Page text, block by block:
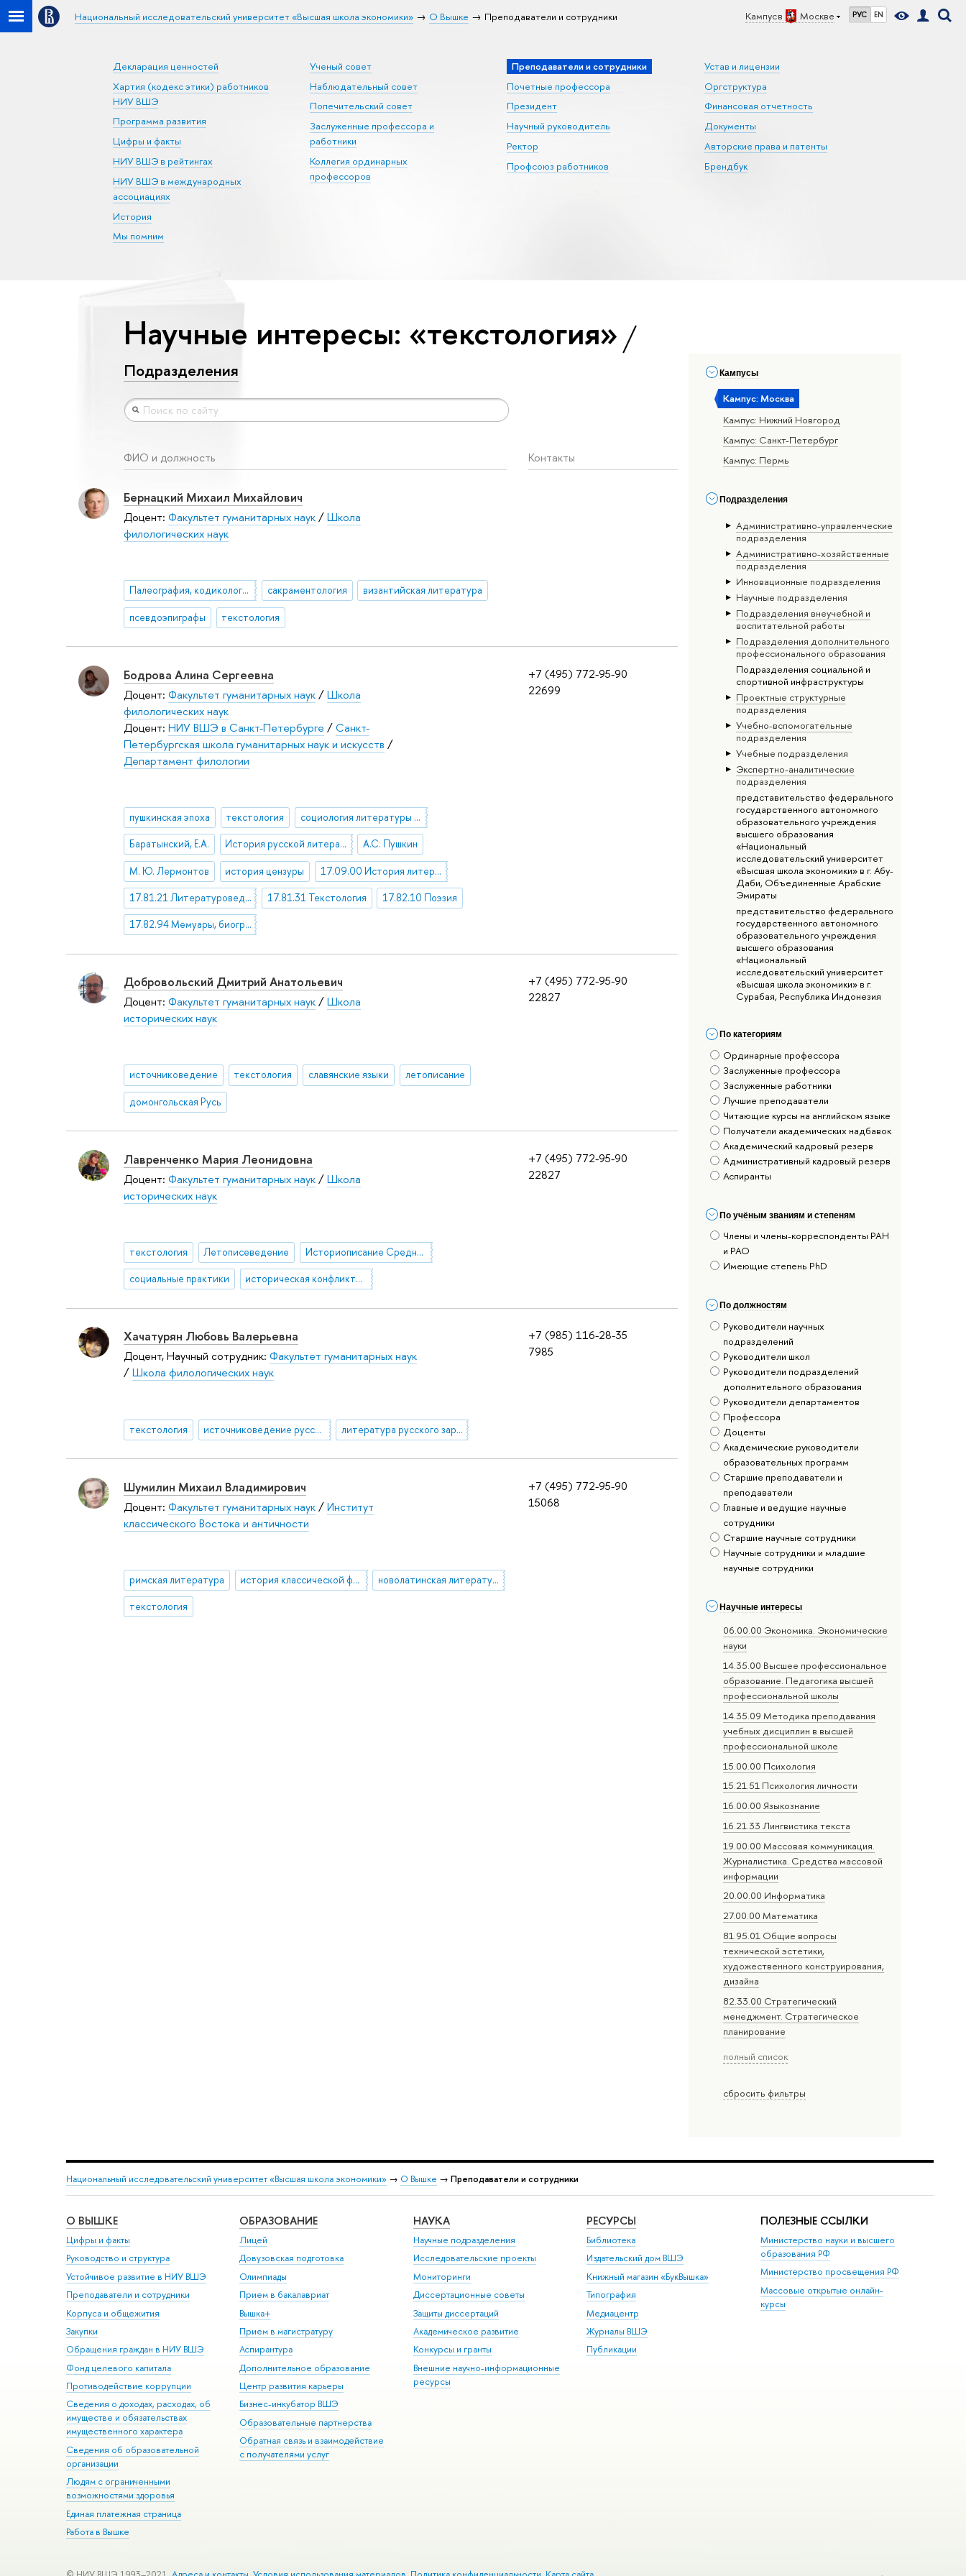
Кампус в Москве РУС EN
Национальный исследовательский университет «Высшая школа экономики» О Вышке Преподаватели и сотрудники
Декларация ценностей
Хартия (кодекс этики) работников
НИУ ВШЭ
Программа развития
Цифры и факты
НИУ ВШЭ в рейтингах
НИУ ВШЭ в международных
ассоциациях
История
Мы помним
Ученый совет
Наблюдательный совет
Попечительский совет
Заслуженные профессора и
работники
Коллегия ординарных
профессоров
Преподаватели и сотрудники
Почетные профессора
Президент
Научный руководитель
Ректор
Профсоюз работников
Устав и лицензии
Оргструктура
Финансовая отчетность
Документы
Авторские права и патенты
Брендбук
Кампусы
Кампус: Москва
Кампус: Нижний Новгород
Кампус: Санкт-Петербург
Кампус: Пермь
Подразделения
Административно-управленческие
подразделения
Административно-хозяйственные
подразделения
Инновационные подразделения
Научные подразделения
Подразделения внеучебной и
воспитательной работы
Подразделения дополнительного
профессионального образования
Подразделения социальной и
спортивной инфраструктуры
Проектные структурные
подразделения
Учебно-вспомогательные
подразделения
Учебные подразделения
Экспертно-аналитические
подразделения
представительство федерального
государственного автономного
образовательного учреждения
высшего образования
«Национальный
исследовательский университет
«Высшая школа экономики» в г. Абу-
Даби, Объединенные Арабские
Эмираты
представительство федерального
государственного автономного
образовательного учреждения
высшего образования
«Национальный
исследовательский университет
«Высшая школа экономики» в г.
Сурабая, Республика Индонезия
По категориям
Ординарные профессора
Заслуженные профессора
Заслуженные работники
Лучшие преподаватели
Читающие курсы на английском языке
Получатели академических надбавок
Академический кадровый резерв
Административный кадровый резерв
Аспиранты
По учёным званиям и степеням
Члены и члены-корреспонденты РАН
и РАО
Имеющие степень PhD
По должностям
Руководители научных
подразделений
Руководители школ
Руководители подразделений
дополнительного образования
Руководители департаментов
Профессора
Доценты
Академические руководители
образовательных программ
Старшие преподаватели и
преподаватели
Главные и ведущие научные
сотрудники
Старшие научные сотрудники
Научные сотрудники и младшие
научные сотрудники
Научные интересы
06.00.00 Экономика. Экономические
науки
14.35.00 Высшее профессиональное
образование. Педагогика высшей
профессиональной школы
14.35.09 Методика преподавания
учебных дисциплин в высшей
профессиональной школе
15.00.00 Психология
15.21.51 Психология личности
16.00.00 Языкознание
16.21.33 Лингвистика текста
19.00.00 Массовая коммуникация.
Журналистика. Средства массовой
информации
20.00.00 Информатика
27.00.00 Математика
81.95.01 Общие вопросы
технической эстетики,
художественного конструирования,
дизайна
82.33.00 Стратегический
менеджмент. Стратегическое
планирование
полный список
сбросить фильтры
Научные интересы: «текстология»
Подразделения
ФИО и должность Контакты
Бернацкий Михаил Михайлович
Доцент: Факультет гуманитарных наук/Школа
филологических наук
Палеография, кодикология сакраментология византийская литература
псевдоэпиграфы текстология
+7 (495) 772-95-90
22699
Бодрова Алина Сергеевна
Доцент: Факультет гуманитарных наук/Школа
филологических наук
Доцент: НИУ ВШЭ в Санкт-Петербурге /Санкт-
Петербургская школа гуманитарных наук и искусств /
Департамент филологии
пушкинская эпоха текстология социология литературы и искусства
Баратынский, Е.А. История русской литературы XIX века А.С. Пушкин
М. Ю. Лермонтов история цензуры 17.09.00 История литературы
17.81.21 Литературоведческая библиография 17.81.31 Текстология 17.82.10 Поэзия
17.82.94 Мемуары, биографии, дневники. Исторические описания
+7 (495) 772-95-90
22827
Добровольский Дмитрий Анатольевич
Доцент: Факультет гуманитарных наук/Школа
исторических наук
источниковедение текстология славянские языки летописание
домонгольская Русь
+7 (495) 772-95-90
22827
Лавренченко Мария Леонидовна
Доцент: Факультет гуманитарных наук/Школа
исторических наук
текстология Летописеведение Историописание Средних веков
социальные практики историческая конфликтология
+7 (985) 116-28-35
7985
Хачатурян Любовь Валерьевна
Доцент, Научный сотрудник: Факультет гуманитарных наук
/Школа филологических наук
текстология источниковедение русской литературы литература русского зарубежья
+7 (495) 772-95-90
15068
Шумилин Михаил Владимирович
Доцент: Факультет гуманитарных наук/Институт
классического Востока и античности
римская литература история классической филологии новолатинская литература
текстология
Национальный исследовательский университет «Высшая школа экономики» → О Вышке → Преподаватели и сотрудники
О ВЫШКЕ
Цифры и факты
Руководство и структура
Устойчивое развитие в НИУ ВШЭ
Преподаватели и сотрудники
Корпуса и общежития
Закупки
Обращения граждан в НИУ ВШЭ
Фонд целевого капитала
Противодействие коррупции
Сведения о доходах, расходах, об
имуществе и обязательствах
имущественного характера
Сведения об образовательной
организации
Людям с ограниченными
возможностями здоровья
Единая платежная страница
Работа в Вышке
ОБРАЗОВАНИЕ
Лицей
Довузовская подготовка
Олимпиады
Прием в бакалавриат
Вышка+
Прием в магистратуру
Аспирантура
Дополнительное образование
Центр развития карьеры
Бизнес-инкубатор ВШЭ
Образовательные партнерства
Обратная связь и взаимодействие
с получателями услуг
НАУКА
Научные подразделения
Исследовательские проекты
Мониторинги
Диссертационные советы
Защиты диссертаций
Академическое развитие
Конкурсы и гранты
Внешние научно-информационные
ресурсы
РЕСУРСЫ
Библиотека
Издательский дом ВШЭ
Книжный магазин «БукВышка»
Типография
Медиацентр
Журналы ВШЭ
Публикации
ПОЛЕЗНЫЕ ССЫЛКИ
Министерство науки и высшего
образования РФ
Министерство просвещения РФ
Массовые открытые онлайн-
курсы